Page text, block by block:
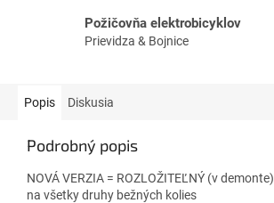
Požičovňa elektrobicyklov
Prievidza & Bojnice
Popis Diskusia
Podrobný popis
NOVÁ VERZIA = ROZLOŽITEĽNÝ (v demonte)
na všetky druhy bežných kolies